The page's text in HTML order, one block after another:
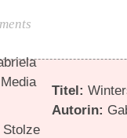
Titel:
Autorin:
Stolze